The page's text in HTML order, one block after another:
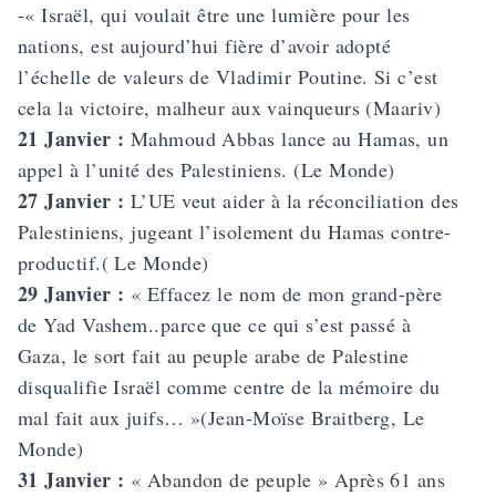
-« Israël, qui voulait être une lumière pour les
nations, est aujourd’hui fière d’avoir adopté
l’échelle de valeurs de Vladimir Poutine. Si c’est
cela la victoire, malheur aux vainqueurs (Maariv)
21 Janvier : Mahmoud Abbas lance au Hamas, un
appel à l’unité des Palestiniens. (Le Monde)
27 Janvier : L’UE veut aider à la réconciliation des
Palestiniens, jugeant l’isolement du Hamas contre-
productif.( Le Monde)
29 Janvier : « Effacez le nom de mon grand-père
de Yad Vashem..parce que ce qui s’est passé à
Gaza, le sort fait au peuple arabe de Palestine
disqualifie Israël comme centre de la mémoire du
mal fait aux juifs… »(Jean-Moïse Braitberg, Le
Monde)
31 Janvier : « Abandon de peuple » Après 61 ans